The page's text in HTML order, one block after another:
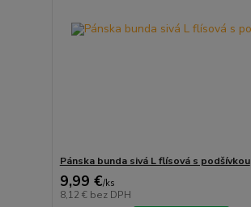
Pánska bunda sivá L flísová s podšívkou
9,99 €/ks
8,12 € bez DPH